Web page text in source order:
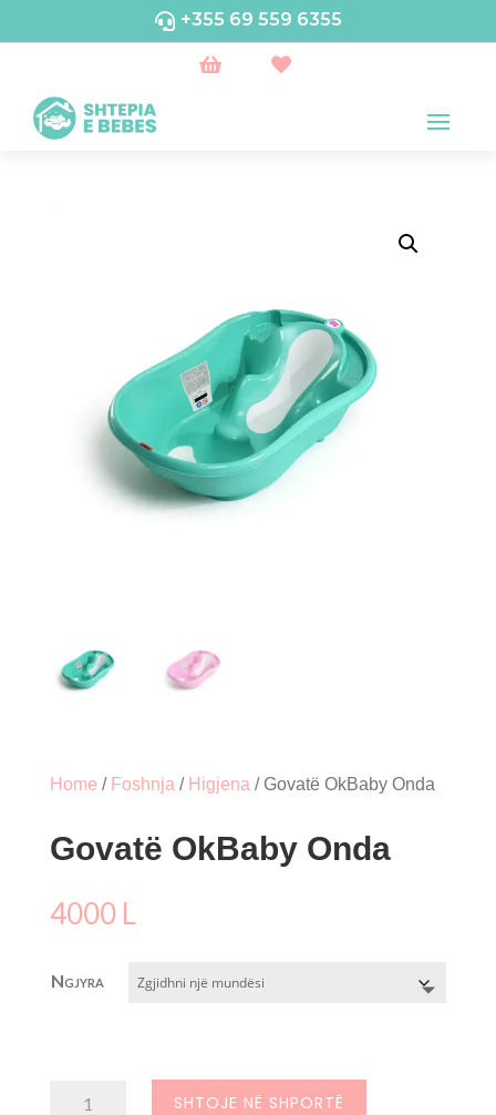
 +355 69 559 6355
 
Home / Foshnja / Higjena / Govatë OkBaby Onda
Govatë OkBaby Onda
4000 L
Ngjyra
SHTOJE NË SHPORTË